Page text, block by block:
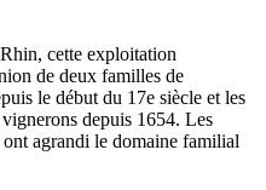
cette exploitation
de deux familles de
le début du 17e siècle et les
depuis 1654. Les
agrandi le domaine familial